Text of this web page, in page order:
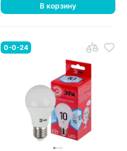
В корзину
0-0-24